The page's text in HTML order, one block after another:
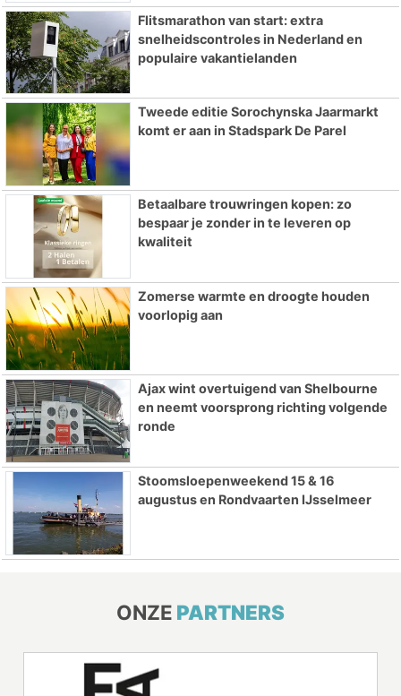
Flitsmarathon van start: extra
snelheidscontroles in Nederland en
populaire vakantielanden
Tweede editie Sorochynska Jaarmarkt
komt er aan in Stadspark De Parel
Betaalbare trouwringen kopen: zo
bespaar je zonder in te leveren op
kwaliteit
Zomerse warmte en droogte houden
voorlopig aan
Ajax wint overtuigend van Shelbourne
en neemt voorsprong richting volgende
ronde
Stoomsloepenweekend 15 & 16
augustus en Rondvaarten IJsselmeer
ONZE PARTNERS